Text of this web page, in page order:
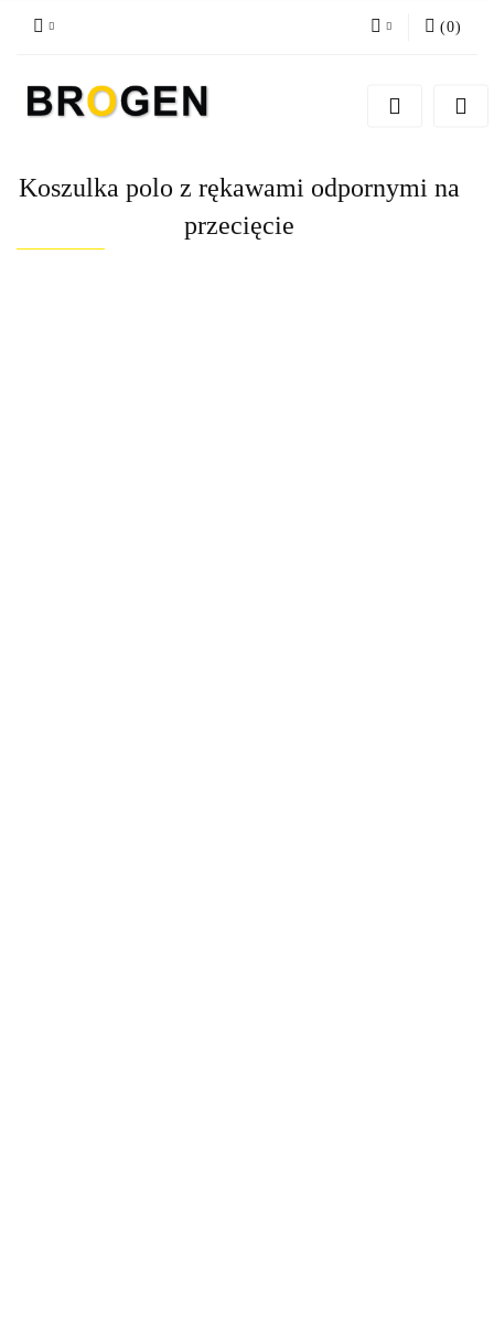
Zarejestruj się
Zgody cookies
(0)
Koszulka polo z rękawami odpornymi na
przecięcie